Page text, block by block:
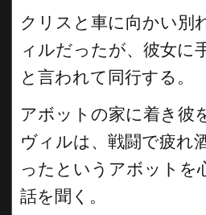
クリスと車に向かい別
ィルだったが、彼女に
と言われて同行する。
アボットの家に着き彼
ヴィルは、戦闘で疲れ
ったというアボットを
話を聞く。